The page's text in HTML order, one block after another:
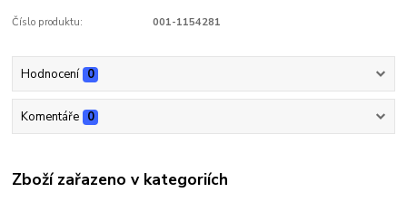
Číslo produktu: 001-1154281
Hodnocení 0
Komentáře 0
Zboží zařazeno v kategoriích